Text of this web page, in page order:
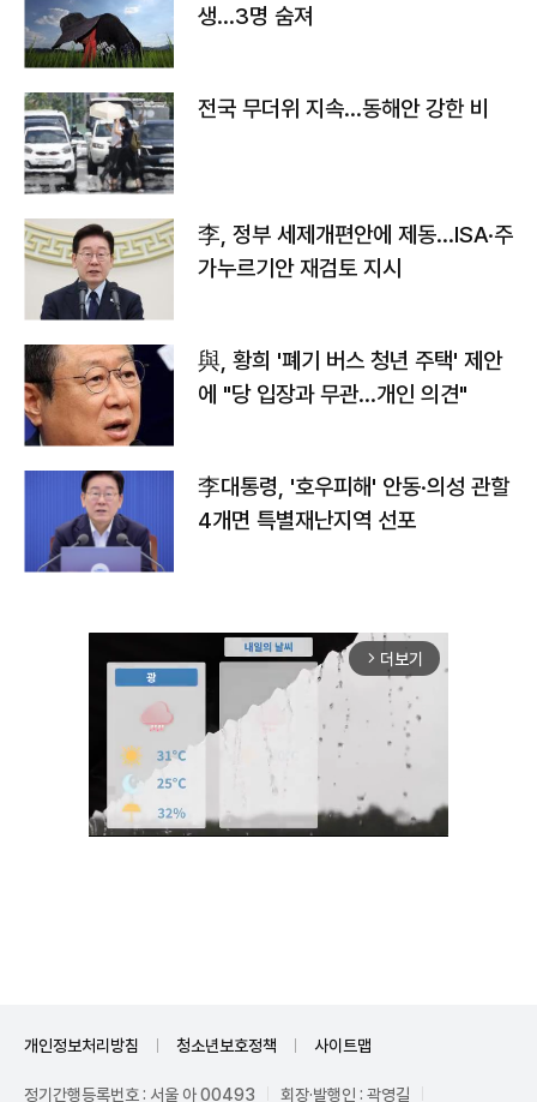
생…3명 숨져
전국 무더위 지속…동해안 강한 비
李, 정부 세제개편안에 제동…ISA·주
가누르기안 재검토 지시
與, 황희 '폐기 버스 청년 주택' 제안
에 "당 입장과 무관…개인 의견"
李대통령, '호우피해' 안동·의성 관할
4개면 특별재난지역 선포
arrow_forward_ios 더보기
개인정보처리방침 청소년보호정책 사이트맵
정기간행등록번호 : 서울 아 00493 회장·발행인 : 곽영길